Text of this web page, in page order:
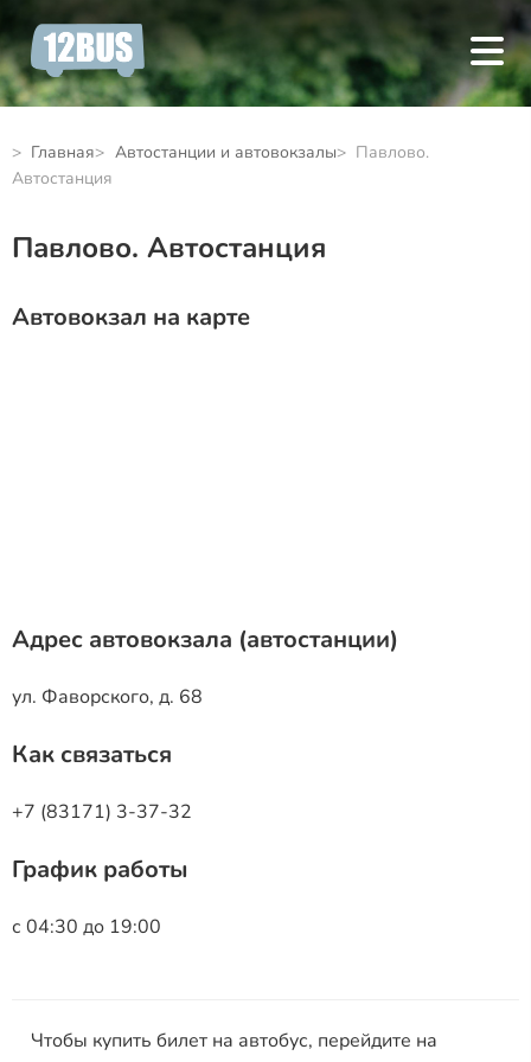
Главная Автостанции и автовокзалы
Павлово.
Автостанция
Павлово. Автостанция
Автовокзал на карте
Адрес автовокзала (автостанции)
ул. Фаворского, д. 68
Как связаться
+7 (83171) 3-37-32
График работы
с 04:30 до 19:00
Чтобы купить билет на автобус, перейдите на